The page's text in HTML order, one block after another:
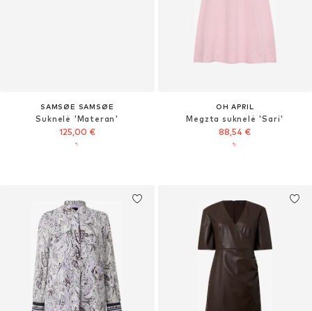
SAMSØE SAMSØE
Suknelė 'Materan'
125,00 €
OH APRIL
Megzta suknelė 'Sari'
88,54 €